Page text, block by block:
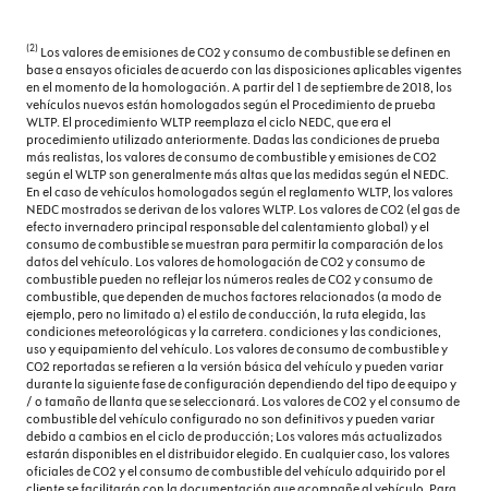
(2) Los valores de emisiones de CO2 y consumo de combustible se definen en
base a ensayos oficiales de acuerdo con las disposiciones aplicables vigentes
en el momento de la homologación. A partir del 1 de septiembre de 2018, los
vehículos nuevos están homologados según el Procedimiento de prueba
WLTP. El procedimiento WLTP reemplaza el ciclo NEDC, que era el
procedimiento utilizado anteriormente. Dadas las condiciones de prueba
más realistas, los valores de consumo de combustible y emisiones de CO2
según el WLTP son generalmente más altas que las medidas según el NEDC.
En el caso de vehículos homologados según el reglamento WLTP, los valores
NEDC mostrados se derivan de los valores WLTP. Los valores de CO2 (el gas de
efecto invernadero principal responsable del calentamiento global) y el
consumo de combustible se muestran para permitir la comparación de los
datos del vehículo. Los valores de homologación de CO2 y consumo de
combustible pueden no reflejar los números reales de CO2 y consumo de
combustible, que dependen de muchos factores relacionados (a modo de
ejemplo, pero no limitado a) el estilo de conducción, la ruta elegida, las
condiciones meteorológicas y la carretera. condiciones y las condiciones,
uso y equipamiento del vehículo. Los valores de consumo de combustible y
CO2 reportadas se refieren a la versión básica del vehículo y pueden variar
durante la siguiente fase de configuración dependiendo del tipo de equipo y
/ o tamaño de llanta que se seleccionará. Los valores de CO2 y el consumo de
combustible del vehículo configurado no son definitivos y pueden variar
debido a cambios en el ciclo de producción; Los valores más actualizados
estarán disponibles en el distribuidor elegido. En cualquier caso, los valores
oficiales de CO2 y el consumo de combustible del vehículo adquirido por el